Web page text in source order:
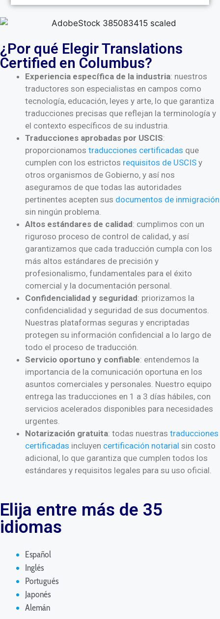
¿Por qué Elegir Translations
Certified en Columbus?
Experiencia específica de la industria: nuestros
traductores son especialistas en campos como
tecnología, educación, leyes y arte, lo que garantiza
traducciones precisas que reflejan la terminología y
el contexto específicos de su industria.
Traducciones aprobadas por USCIS:
proporcionamos traducciones certificadas que
cumplen con los estrictos requisitos de USCIS y
otros organismos de Gobierno, y así nos
aseguramos de que todas las autoridades
pertinentes acepten sus documentos de inmigración
sin ningún problema.
Altos estándares de calidad: cumplimos con un
riguroso proceso de control de calidad, y así
garantizamos que cada traducción cumpla con los
más altos estándares de precisión y
profesionalismo, fundamentales para el éxito
comercial y la documentación personal.
Confidencialidad y seguridad: priorizamos la
confidencialidad y seguridad de sus documentos.
Nuestras plataformas seguras y encriptadas
protegen su información confidencial a lo largo de
todo el proceso de traducción.
Servicio oportuno y confiable: entendemos la
importancia de la comunicación oportuna en los
asuntos comerciales y personales. Nuestro equipo
entrega las traducciones en 1 a 3 días hábiles, con
servicios acelerados disponibles para necesidades
urgentes.
Notarización gratuita: todas nuestras traducciones
certificadas incluyen certificación notarial sin costo
adicional, lo que garantiza que cumplen todos los
estándares y requisitos legales para su uso oficial.
Elija entre más de 35
idiomas
Español
Inglés
Portugués
Japonés
Alemán